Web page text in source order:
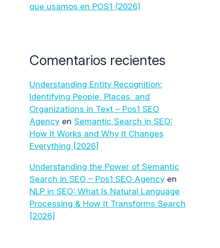
que usamos en POS1 (2026)
Comentarios recientes
Understanding Entity Recognition:
Identifying People, Places, and
Organizations in Text – Pos1 SEO
Agency en Semantic Search in SEO:
How It Works and Why It Changes
Everything [2026]
Understanding the Power of Semantic
Search in SEO – Pos1 SEO Agency en
NLP in SEO: What Is Natural Language
Processing & How It Transforms Search
[2026]